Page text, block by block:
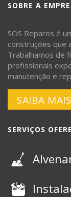
SOBRE A
SOS Reparos é
construções que
Trabalhamos de
profissionais
manutenção e
SAIBA MAIS
SERVIÇOS